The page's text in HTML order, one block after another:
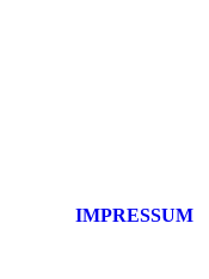
IMPRESSUM